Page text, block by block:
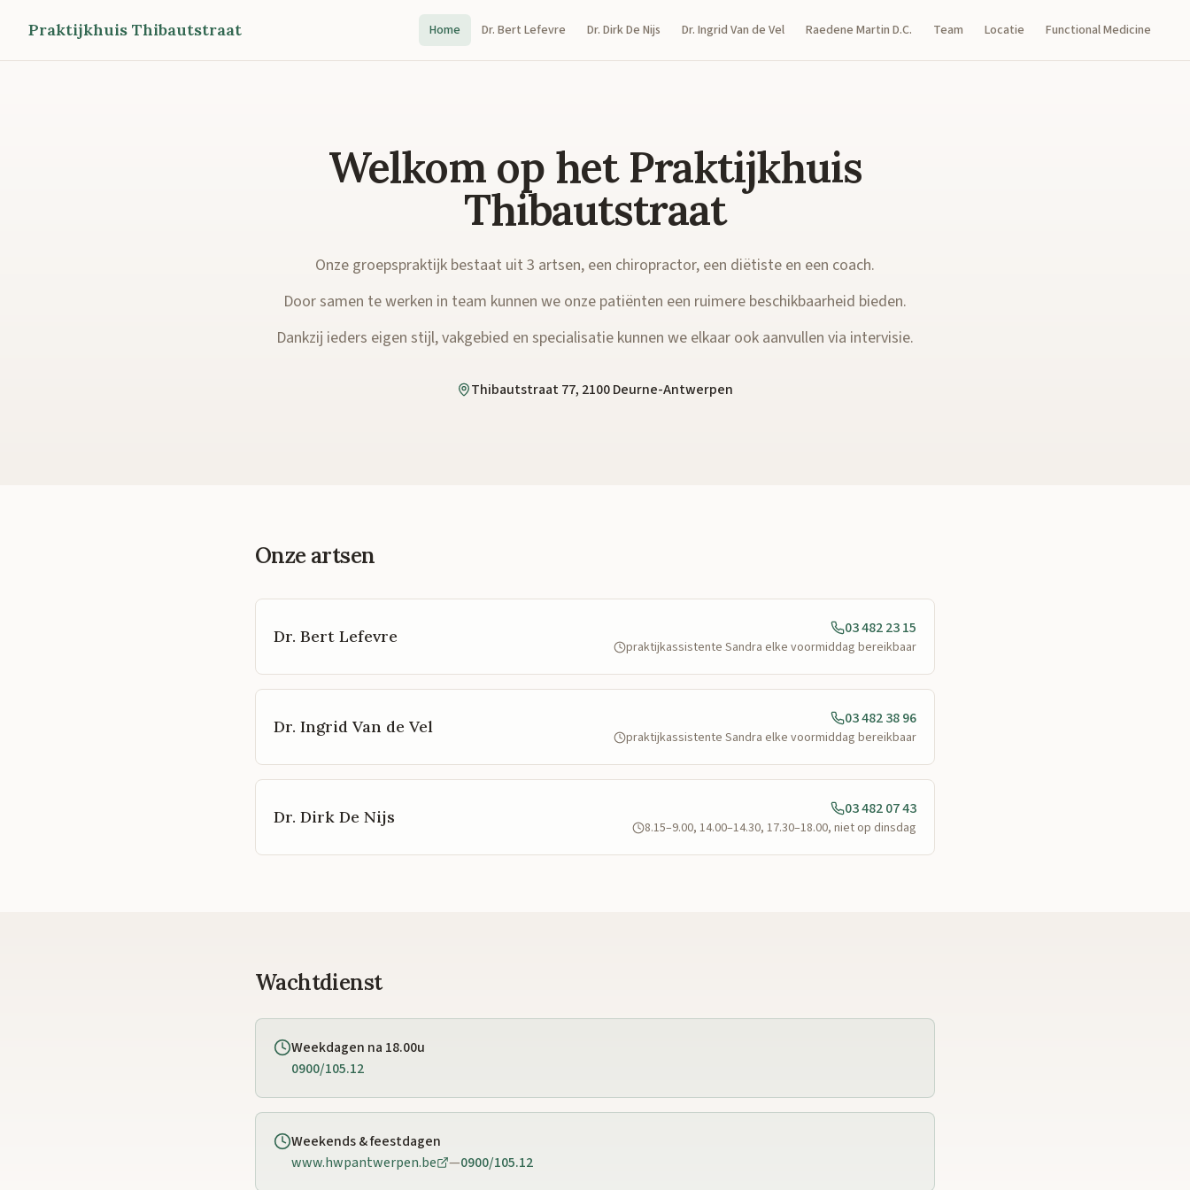
Praktijkhuis Thibautstraat Home Dr. Bert Lefevre Dr. Dirk De Nijs Dr. Ingrid Van de Vel Raedene Martin D.C. Team Locatie Functional Medicine
Welkom op het Praktijkhuis
Thibautstraat
Onze groepspraktijk bestaat uit 3 artsen, een chiropractor, een diëtiste en een coach.
Door samen te werken in team kunnen we onze patiënten een ruimere beschikbaarheid bieden.
Dankzij ieders eigen stijl, vakgebied en specialisatie kunnen we elkaar ook aanvullen via intervisie.
Thibautstraat 77, 2100 Deurne-Antwerpen
Onze artsen
Dr. Bert Lefevre 03 482 23 15
praktijkassistente Sandra elke voormiddag bereikbaar
Dr. Ingrid Van de Vel 03 482 38 96
praktijkassistente Sandra elke voormiddag bereikbaar
Dr. Dirk De Nijs 03 482 07 43
8.15–9.00, 14.00–14.30, 17.30–18.00, niet op dinsdag
Wachtdienst
Weekdagen na 18.00u
0900/105.12
Weekends & feestdagen
www.hwpantwerpen.be
—0900/105.12